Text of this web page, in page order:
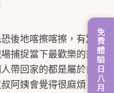
免費體驗日八月
後地喀擦喀擦，有別於
捕捉當下最歡樂的畫面
帶回家的都是屬於自己
阿姨會覺得很麻煩，沒